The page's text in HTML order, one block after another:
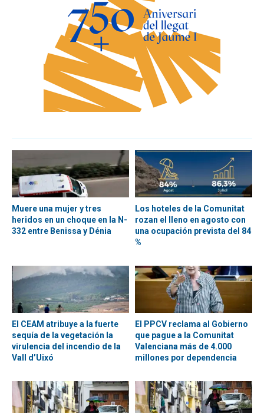
Muere una mujer y tres
heridos en un choque en la N-
332 entre Benissa y Dénia
Los hoteles de la Comunitat
rozan el lleno en agosto con
una ocupación prevista del 84
%
El CEAM atribuye a la fuerte
sequía de la vegetación la
virulencia del incendio de la
Vall d’Uixó
El PPCV reclama al Gobierno
que pague a la Comunitat
Valenciana más de 4.000
millones por dependencia